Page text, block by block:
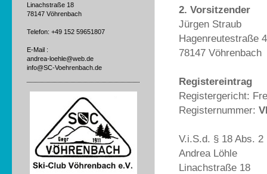
2. Vorsitzender
Jürgen Straub
Hagenreutestraße
78147 Vöhrenbach
Registereintrag
Registergericht:
Registernummer:
V.i.S.d. § 18 Abs. 2
Andrea Löhle
Linachstraße 18
Linachstraße 18
78147 Vöhrenbach
Telefon: +49 152 59651807
E-Mail :
andrea-loehle@web.de
info@SC-Voehrenbach.de